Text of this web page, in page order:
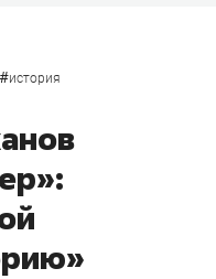
#история